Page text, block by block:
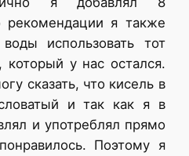
я также
использовать тот
у нас остался.
сказать, что кисель в
и так как я в
и употреблял прямо
Поэтому я